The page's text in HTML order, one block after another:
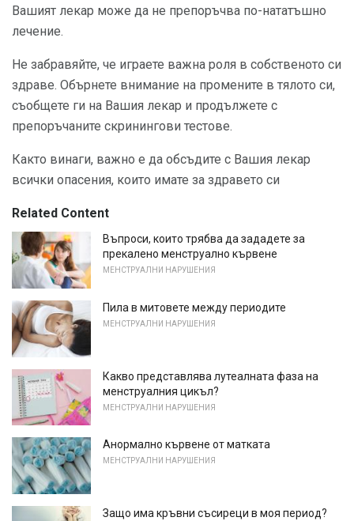
Вашият лекар може да не препоръчва по-нататъшно
лечение.
Не забравяйте, че играете важна роля в собственото си
здраве. Обърнете внимание на промените в тялото си,
съобщете ги на Вашия лекар и продължете с
препоръчаните скринингови тестове.
Както винаги, важно е да обсъдите с Вашия лекар
всички опасения, които имате за здравето си
Related Content
Въпроси, които трябва да зададете за
прекалено менструално кървене
МЕНСТРУАЛНИ НАРУШЕНИЯ
Пила в митовете между периодите
МЕНСТРУАЛНИ НАРУШЕНИЯ
Какво представлява лутеалната фаза на
менструалния цикъл?
МЕНСТРУАЛНИ НАРУШЕНИЯ
Анормално кървене от матката
МЕНСТРУАЛНИ НАРУШЕНИЯ
Защо има кръвни съсиреци в моя период?